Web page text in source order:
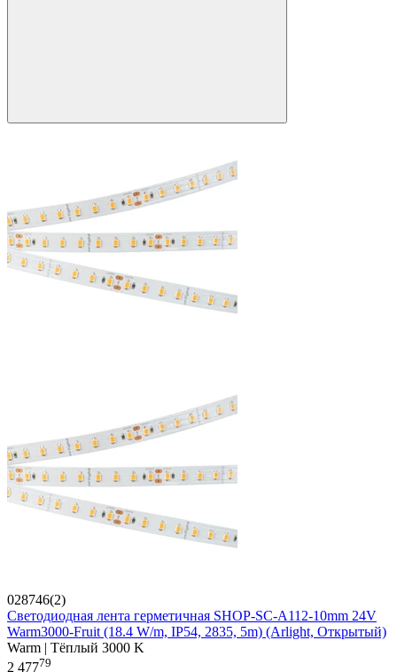
028746(2)
Светодиодная лента герметичная SHOP-SC-A112-10mm 24V
Warm3000-Fruit (18.4 W/m, IP54, 2835, 5m) (Arlight, Открытый)
Warm | Тёплый 3000 K
2 47779